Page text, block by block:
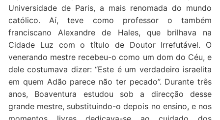
Universidade de Paris, a mais renomada do mundo
católico. Aí, teve como professor o também
franciscano Alexandre de Hales, que brilhava na
Cidade Luz com o título de Doutor Irrefutável. O
venerando mestre recebeu-o como um dom do Céu, e
dele costumava dizer: “Este é um verdadeiro israelita
em quem Adão parece não ter pecado”. Durante três
anos, Boaventura estudou sob a direcção desse
grande mestre, substituindo-o depois no ensino, e nos